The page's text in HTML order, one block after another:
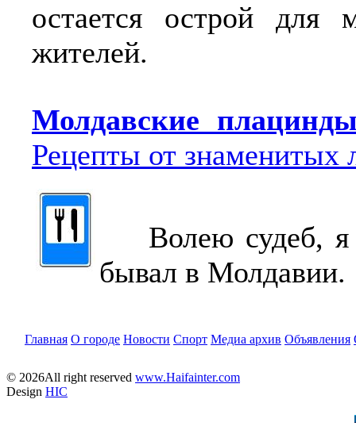
остается острой для
жителей.
Молдавские
Рецепты от знаменитых
Волею судеб, я
бывал в Молдавии.
Главная О городе Новости Спорт Медиа архив Объявления
© 2026All right reserved www.Haifainter.com
Design HIC